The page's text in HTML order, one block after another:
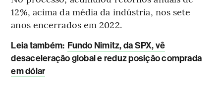
12%, acima da média da indústria, nos sete
anos encerrados em 2022.
Leia também: Fundo Nimitz, da SPX, vê
desaceleração global e reduz posição comprada
em dólar